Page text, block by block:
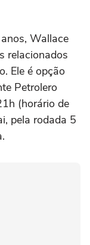
Wallace
relacionados
Ele é opção
Petrolero
(horário de
pela rodada 5